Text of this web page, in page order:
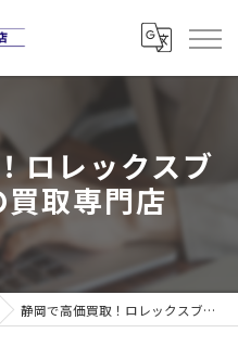
ロレックスブ
買取専門店
静岡で高価買取！ロレックスブランド時計の買取専門店